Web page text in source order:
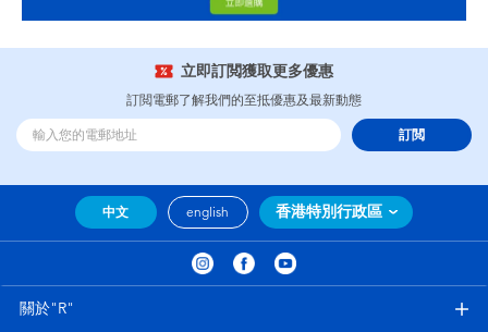
立即訂閲獲取更多優惠
訂閲電郵了解我們的至抵優惠及最新動態
訂閲
中文 english 香港特別行政區
關於"R"